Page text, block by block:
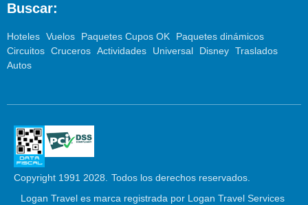
Buscar:
Hoteles Vuelos Paquetes Cupos OK
Paquetes dinámicos
Circuitos Cruceros Actividades Universal Disney Traslados
Autos
Copyright 1991 2028.
Todos los derechos reservados.
Logan Travel es marca registrada por Logan Travel Services